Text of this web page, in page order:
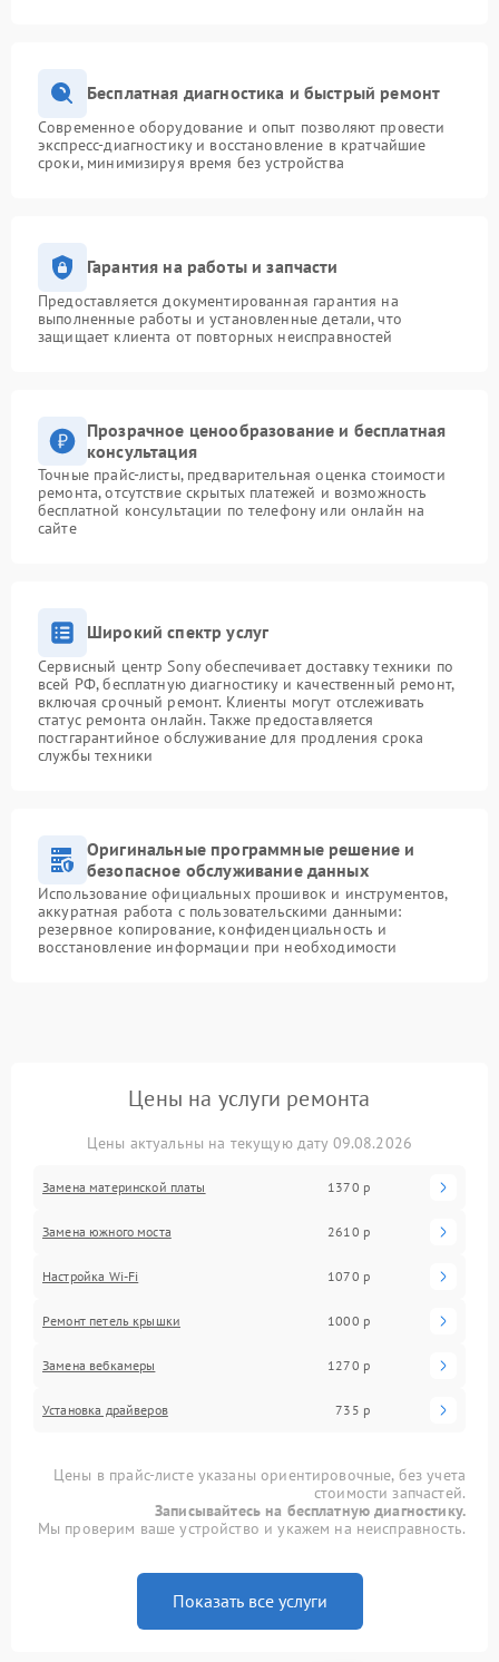
Бесплатная диагностика и быстрый ремонт
Современное оборудование и опыт позволяют провести
экспресс-диагностику и восстановление в кратчайшие
сроки, минимизируя время без устройства
Гарантия на работы и запчасти
Предоставляется документированная гарантия на
выполненные работы и установленные детали, что
защищает клиента от повторных неисправностей
Прозрачное ценообразование и бесплатная
консультация
Точные прайс-листы, предварительная оценка стоимости
ремонта, отсутствие скрытых платежей и возможность
бесплатной консультации по телефону или онлайн на
сайте
Широкий спектр услуг
Сервисный центр Sony обеспечивает доставку техники по
всей РФ, бесплатную диагностику и качественный ремонт,
включая срочный ремонт. Клиенты могут отслеживать
статус ремонта онлайн. Также предоставляется
постгарантийное обслуживание для продления срока
службы техники
Оригинальные программные решение и
безопасное обслуживание данных
Использование официальных прошивок и инструментов,
аккуратная работа с пользовательскими данными:
резервное копирование, конфиденциальность и
восстановление информации при необходимости
Цены на услуги ремонта
Цены актуальны на текущую дату 09.08.2026
Замена материнской платы 1370 р
Замена южного моста 2610 р
Настройка Wi-Fi 1070 р
Ремонт петель крышки 1000 р
Замена вебкамеры 1270 р
Установка драйверов 735 р
Цены в прайс-листе указаны ориентировочные, без учета
стоимости запчастей.
Записывайтесь на бесплатную диагностику.
Мы проверим ваше устройство и укажем на неисправность.
Показать все услуги